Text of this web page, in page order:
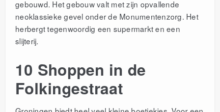
gebouwd. Het gebouw valt met zijn opvallende
neoklassieke gevel onder de Monumentenzorg. Het
herbergt tegenwoordig een supermarkt en een
slijterij.
10 Shoppen in de
Folkingestraat